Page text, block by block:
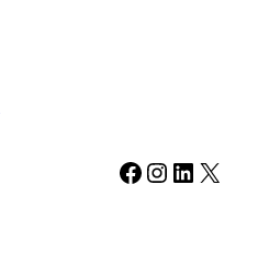
Facebook Instagram LinkedIn X